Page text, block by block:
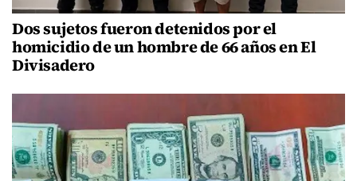
Dos sujetos fueron detenidos por el
homicidio de un hombre de 66 años en El
Divisadero